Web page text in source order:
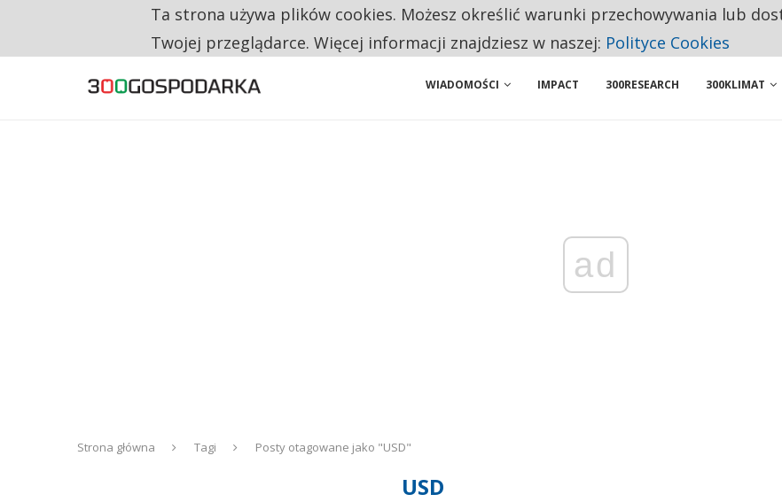
RESTRYKCJE CHIN UDERZAJĄ W EUROPEJSKI PRZEMYSŁ. NA LIŚCIE SĄ DWA PODMIOTY Z POLSKI
WIADOMOŚCI IMPACT 300RESEARCH 300KLIMAT
ad
Strona główna Tagi Posty otagowane jako "USD"
USD
Ta strona używa plików cookies. Możesz określić warunki przechowywania lub
Twojej przeglądarce. Więcej informacji znajdziesz w naszej: Polityce Cookies